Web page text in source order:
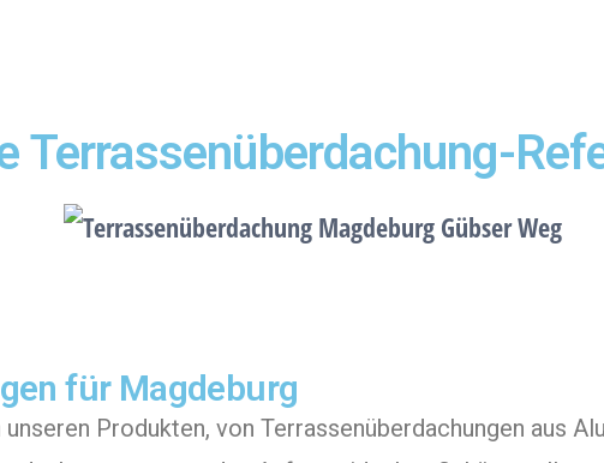
Terrassenüberdachung-
für Magdeburg
Produkten, von Terrassenüberdachungen aus